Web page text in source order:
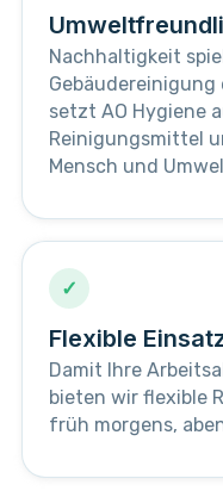
Nachhaltigkeit
Gebäudereinigung
setzt AO Hygiene
Reinigungsmittel
Mensch und
✓
Flexible
Damit Ihre
bieten wir flexible
früh morgens,